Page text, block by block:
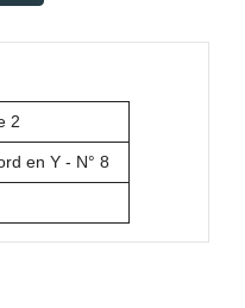
2
en Y - N° 8